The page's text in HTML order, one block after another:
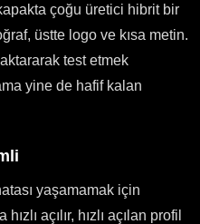
çoğu üretici hibrit bir
üstte logo ve kısa metin.
test etmek
yine de hafif kalan
yaşamamak için
açılır, hızlı açılan profil